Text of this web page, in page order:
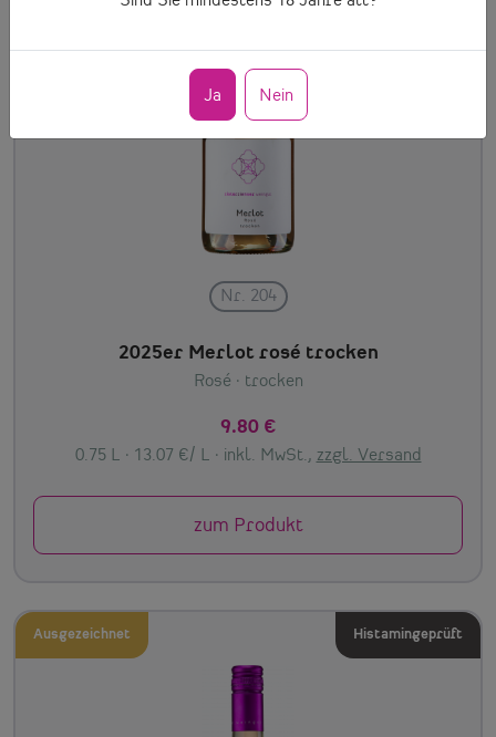
Ja Nein
Nr. 204
2025er Merlot rosé trocken
Rosé · trocken
9.80 €
0.75 L · 13.07 €/ L · inkl. MwSt., zzgl. Versand
zum Produkt
Ausgezeichnet Histamingeprüft